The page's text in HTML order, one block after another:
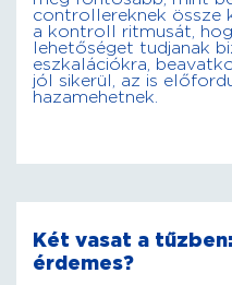
controllereknek össze
a kontroll ritmusát,
lehetőséget tudjanak
eszkalációkra,
jól sikerül, az is
hazamehetnek.
Két vasat a
érdemes?